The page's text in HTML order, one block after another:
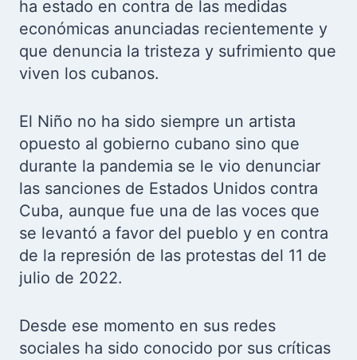
ha estado en contra de las medidas
económicas anunciadas recientemente y
que denuncia la tristeza y sufrimiento que
viven los cubanos.
El Niño no ha sido siempre un artista
opuesto al gobierno cubano sino que
durante la pandemia se le vio denunciar
las sanciones de Estados Unidos contra
Cuba, aunque fue una de las voces que
se levantó a favor del pueblo y en contra
de la represión de las protestas del 11 de
julio de 2022.
Desde ese momento en sus redes
sociales ha sido conocido por sus críticas